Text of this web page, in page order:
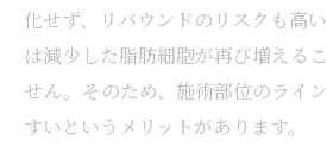
化せず、リバウンドのリスクも高
は減少した脂肪細胞が再び増える
せん。そのため、施術部位のライ
すいというメリットがあります。